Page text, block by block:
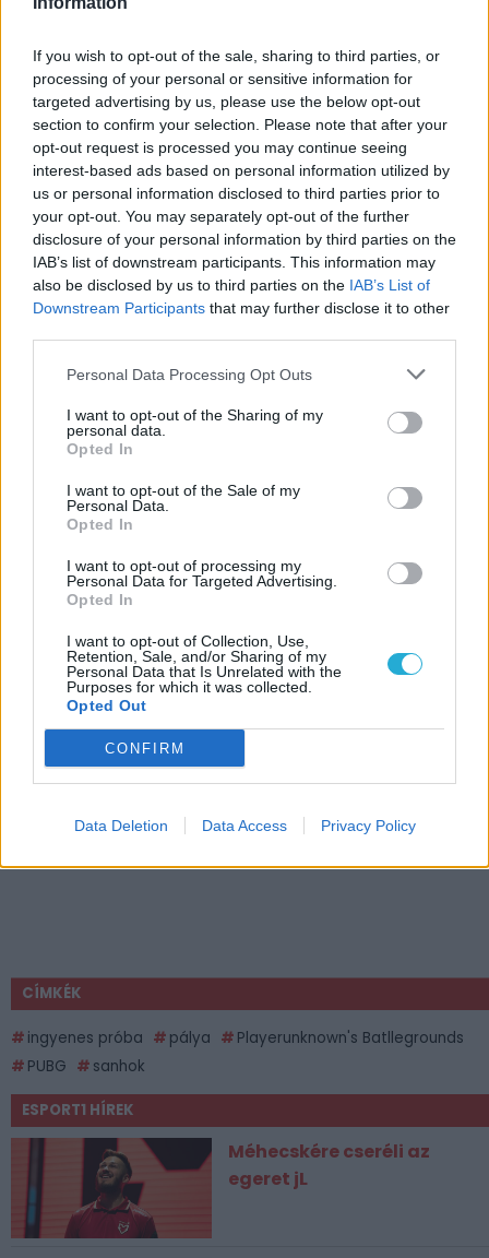
If you wish to opt-out of the sale, sharing to third parties, or
processing of your personal or sensitive information for
targeted advertising by us, please use the below opt-out
section to confirm your selection. Please note that after your
opt-out request is processed you may continue seeing
interest-based ads based on personal information utilized by
us or personal information disclosed to third parties prior to
your opt-out. You may separately opt-out of the further
disclosure of your personal information by third parties on the
IAB’s list of downstream participants. This information may
also be disclosed by us to third parties on the IAB’s List of
Downstream Participants that may further disclose it to other
Personal Data Processing Opt Outs
I want to opt-out of the Sharing of my
personal data.
Opted In
I want to opt-out of the Sale of my
Personal Data.
Opted In
I want to opt-out of processing my
Personal Data for Targeted Advertising.
Opted In
I want to opt-out of Collection, Use,
Retention, Sale, and/or Sharing of my
Personal Data that Is Unrelated with the
Purposes for which it was collected.
Opted Out
CONFIRM
Data Deletion Data Access Privacy Policy
Playerunknown’s Battlegrounds - 15 főt
tartóztattak le csalásért
LEGFRISSEBB VIDEÓNK
CÍMKÉK
ingyenes próba pálya
Playerunknown's Batllegrounds
PUBG
sanhok
ESPORT1 HÍREK
Méhecskére cseréli az
egeret jL